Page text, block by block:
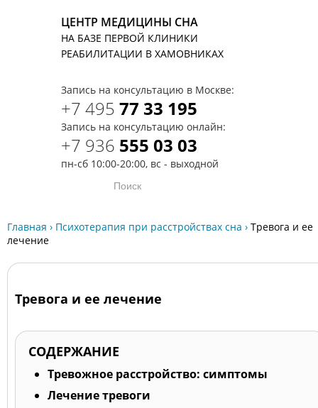
ЦЕНТР МЕДИЦИНЫ СНА
НА БАЗЕ ПЕРВОЙ КЛИНИКИ
РЕАБИЛИТАЦИИ В ХАМОВНИКАХ
Запись на консультацию в Москве:
+7 495 77 33 195
Запись на консультацию онлайн:
+7 936 555 03 03
пн-сб 10:00-20:00, вс - выходной
Главная › Психотерапия при расстройствах сна › Тревога и ее
лечение
Тревога и ее лечение
СОДЕРЖАНИЕ
Тревожное расстройство: симптомы
Лечение тревоги